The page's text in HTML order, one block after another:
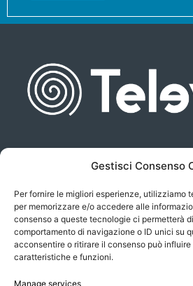
Gestisci Consenso
Per fornire le migliori esperienze, utilizziamo
per memorizzare e/o accedere alle
consenso a queste tecnologie ci permetterà
comportamento di navigazione o ID unici su
acconsentire o ritirare il consenso può
caratteristiche e funzioni.
Manage services
Piazza san Giovanni, 6
P.Iva 00566630323